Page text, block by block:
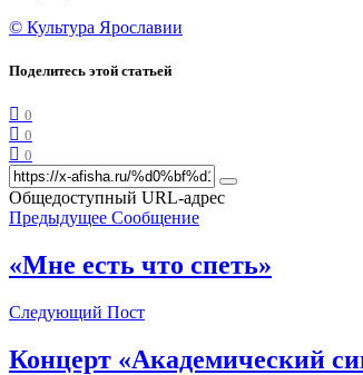
© Культура Ярославии
Поделитесь этой статьей
0
0
0
Общедоступный URL-адрес
Предыдущее Сообщение
«Мне есть что спеть»
Следующий Пост
Концерт «Академический